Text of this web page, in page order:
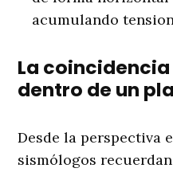
acumulando
La
dentro de un
Desde la perspectiva
sismólogos